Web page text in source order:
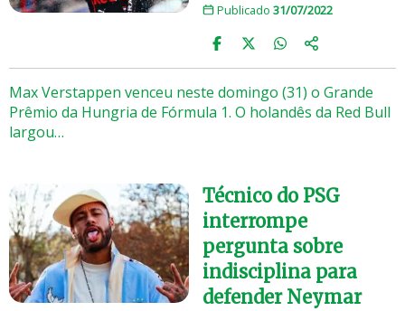
Publicado 31/07/2022
Max Verstappen venceu neste domingo (31) o Grande
Prêmio da Hungria de Fórmula 1. O holandês da Red Bull
largou…
Técnico do PSG
interrompe
pergunta sobre
indisciplina para
defender Neymar